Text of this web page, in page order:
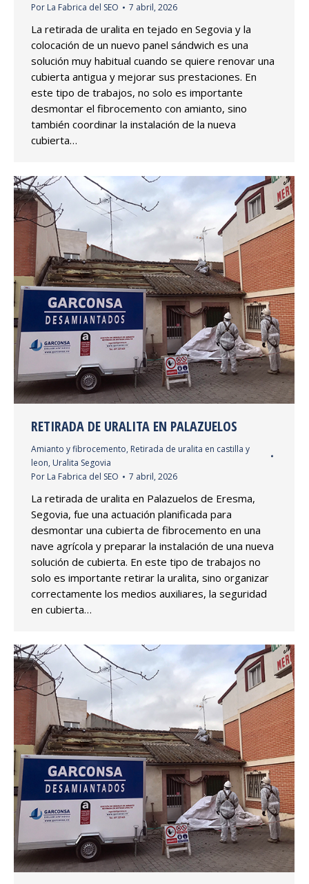
Por La Fabrica del SEO 7 abril, 2026
La retirada de uralita en tejado en Segovia y la
colocación de un nuevo panel sándwich es una
solución muy habitual cuando se quiere renovar una
cubierta antigua y mejorar sus prestaciones. En
este tipo de trabajos, no solo es importante
desmontar el fibrocemento con amianto, sino
también coordinar la instalación de la nueva
cubierta…
RETIRADA DE URALITA EN PALAZUELOS
Amianto y fibrocemento, Retirada de uralita en castilla y
leon, Uralita Segovia
Por La Fabrica del SEO 7 abril, 2026
La retirada de uralita en Palazuelos de Eresma,
Segovia, fue una actuación planificada para
desmontar una cubierta de fibrocemento en una
nave agrícola y preparar la instalación de una nueva
solución de cubierta. En este tipo de trabajos no
solo es importante retirar la uralita, sino organizar
correctamente los medios auxiliares, la seguridad
en cubierta…